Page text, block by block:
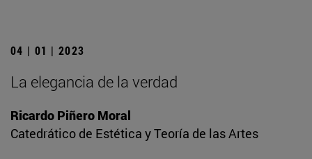
04 | 01 | 2023
La elegancia de la verdad
Ricardo Piñero Moral
Catedrático de Estética y Teoría de las Artes